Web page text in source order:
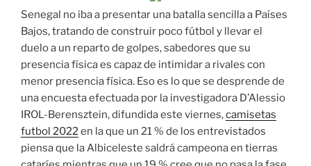
Senegal no iba a presentar una batalla sencilla a Países
Bajos, tratando de construir poco fútbol y llevar el
duelo a un reparto de golpes, sabedores que su
presencia física es capaz de intimidar a rivales con
menor presencia física. Eso es lo que se desprende de
una encuesta efectuada por la investigadora D’Alessio
IROL-Berensztein, difundida este viernes,camisetas
futbol 2022en la que un 21 % de los entrevistados
piensa que la Albiceleste saldrá campeona en tierras